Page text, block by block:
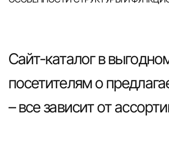
Сайт-каталог в
посетителям о
– все зависит от